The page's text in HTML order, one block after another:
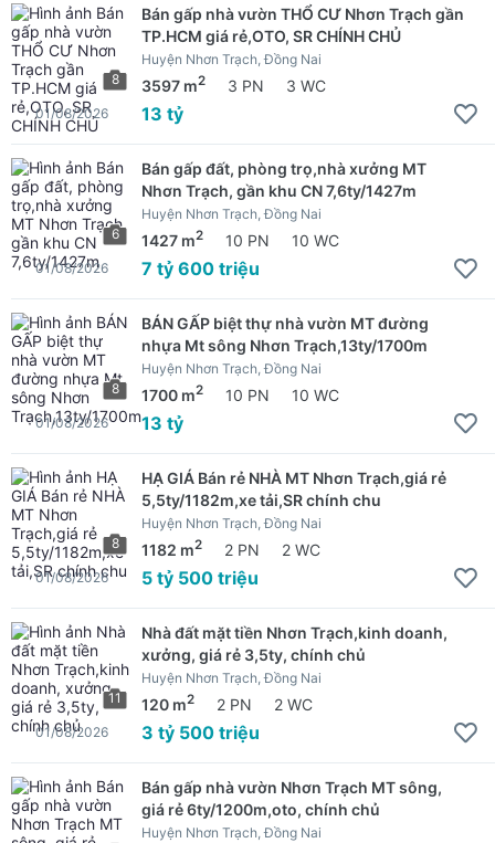
8
Bán gấp nhà vườn THỔ CƯ Nhơn Trạch gần
TP.HCM giá rẻ,OTO, SR CHÍNH CHỦ
Huyện Nhơn Trạch, Đồng Nai
3597 m2 3 PN 3 WC
13 tỷ
01/08/2026
6
Bán gấp đất, phòng trọ,nhà xưởng MT
Nhơn Trạch, gần khu CN 7,6ty/1427m
Huyện Nhơn Trạch, Đồng Nai
1427 m2 10 PN 10 WC
7 tỷ 600 triệu
01/08/2026
8
BÁN GẤP biệt thự nhà vườn MT đường
nhựa Mt sông Nhơn Trạch,13ty/1700m
Huyện Nhơn Trạch, Đồng Nai
1700 m2 10 PN 10 WC
13 tỷ
01/08/2026
8
HẠ GIÁ Bán rẻ NHÀ MT Nhơn Trạch,giá rẻ
5,5ty/1182m,xe tải,SR chính chu
Huyện Nhơn Trạch, Đồng Nai
1182 m2 2 PN 2 WC
5 tỷ 500 triệu
01/08/2026
11
Nhà đất mặt tiền Nhơn Trạch,kinh doanh,
xưởng, giá rẻ 3,5ty, chính chủ
Huyện Nhơn Trạch, Đồng Nai
120 m2 2 PN 2 WC
3 tỷ 500 triệu
01/08/2026
Bán gấp nhà vườn Nhơn Trạch MT sông,
giá rẻ 6ty/1200m,oto, chính chủ
Huyện Nhơn Trạch, Đồng Nai